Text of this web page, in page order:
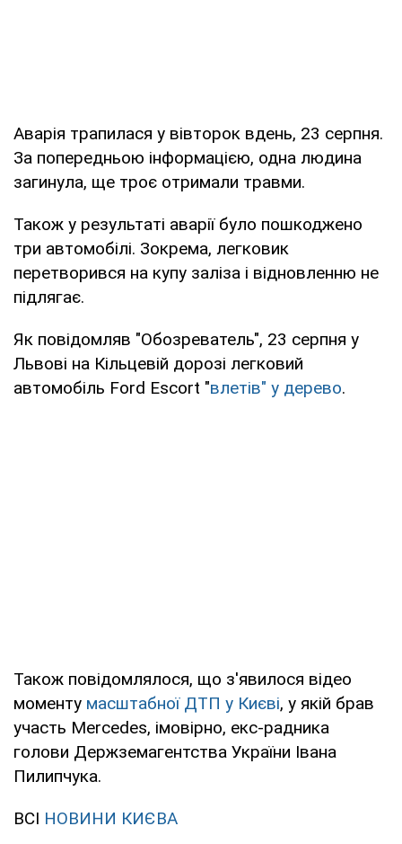
Аварія трапилася у вівторок вдень, 23 серпня.
За попередньою інформацією, одна людина
загинула, ще троє отримали травми.
Також у результаті аварії було пошкоджено
три автомобілі. Зокрема, легковик
перетворився на купу заліза і відновленню не
підлягає.
Як повідомляв "Обозреватель", 23 серпня у
Львові на Кільцевій дорозі легковий
автомобіль Ford Escort "влетів" у дерево.
Також повідомлялося, що з'явилося відео
моменту масштабної ДТП у Києві, у якій брав
участь Mercedes, імовірно, екс-радника
голови Держземагентства України Івана
Пилипчука.
ВСІ НОВИНИ КИЄВА